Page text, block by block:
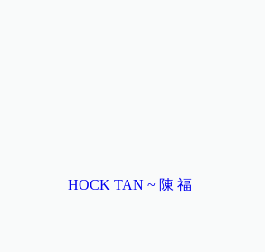
HOCK TAN ~ 陳 福